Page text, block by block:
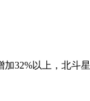
32%以上，北